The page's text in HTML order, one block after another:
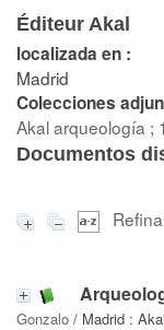
Éditeur Akal
localizada en :
Madrid
Colecciones
Akal arqueología ; 1
Documentos
Gonzalo / Madrid :